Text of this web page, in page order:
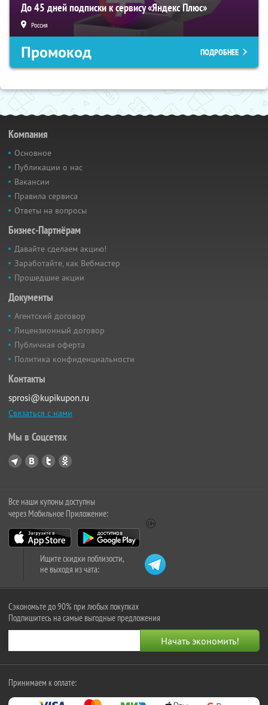
До 45 дней подписки к сервису «Яндекс Плюс»
Россия
Промокод ПОДРОБНЕЕ
Компания
Основное
Публикации о нас
Вакансии
Правила сервиса
Ответы на вопросы
Бизнес-Партнёрам
Давайте сделаем акцию!
Заработайте, как Вебмастер
Прошедшие акции
Документы
Агентский договор
Лицензионный договор
Публичная оферта
Политика конфиденциальности
Контакты
sprosi@kupikupon.ru
Связаться с нами
Мы в Соцсетях
Все наши купоны доступны
через Мобильное Приложение:
Ищите скидки поблизости,
не выходя из чата:
Сэкономьте до 90% при любых покупках
Подпишитесь на самые выгодные предложения
Принимаем к оплате: